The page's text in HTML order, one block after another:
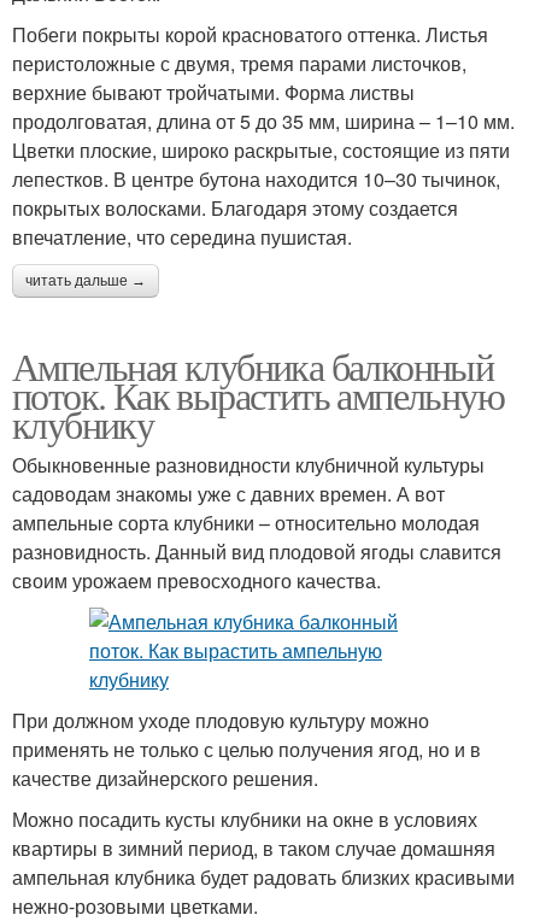
Побеги покрыты корой красноватого оттенка. Листья
перистоложные с двумя, тремя парами листочков,
верхние бывают тройчатыми. Форма листвы
продолговатая, длина от 5 до 35 мм, ширина – 1–10 мм.
Цветки плоские, широко раскрытые, состоящие из пяти
лепестков. В центре бутона находится 10–30 тычинок,
покрытых волосками. Благодаря этому создается
впечатление, что середина пушистая.
читать дальше →
Ампельная клубника балконный
поток. Как вырастить ампельную
клубнику
Обыкновенные разновидности клубничной культуры
садоводам знакомы уже с давних времен. А вот
ампельные сорта клубники – относительно молодая
разновидность. Данный вид плодовой ягоды славится
своим урожаем превосходного качества.
При должном уходе плодовую культуру можно
применять не только с целью получения ягод, но и в
качестве дизайнерского решения.
Можно посадить кусты клубники на окне в условиях
квартиры в зимний период, в таком случае домашняя
ампельная клубника будет радовать близких красивыми
нежно-розовыми цветками.